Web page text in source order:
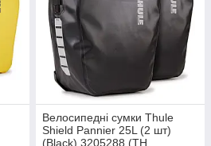
Велосипедні сумки Thule
Shield Pannier 25L (2 шт)
(Black) 3205288 (TH